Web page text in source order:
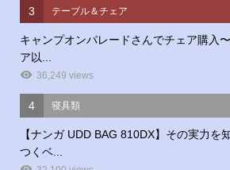
3 テーブル＆チェア
キャンプオンパレードさんでチェア購入
ア以...
36,249 views
4 寝具類
【ナンガ UDD BAG 810DX】その実力を
つくベ...